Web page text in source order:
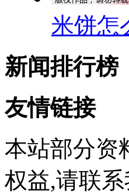
米饼怎
新闻排行榜
友情链接
本站部分资
权益,请联